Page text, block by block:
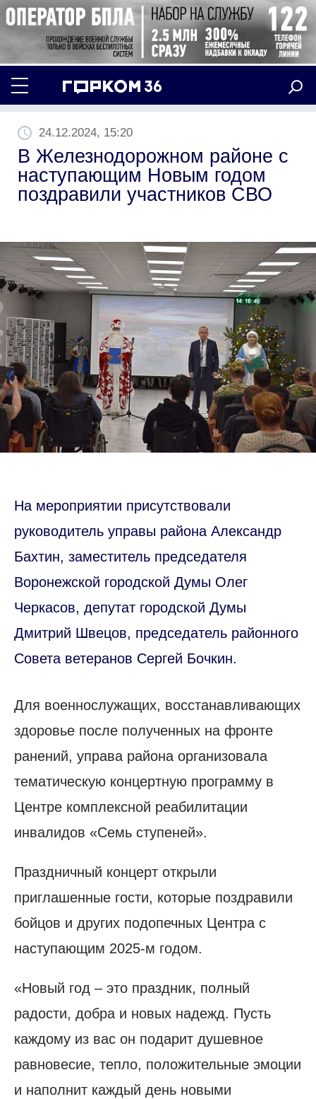
24.12.2024, 15:20
В Железнодорожном районе с
наступающим Новым годом
поздравили участников СВО
На мероприятии присутствовали
руководитель управы района Александр
Бахтин, заместитель председателя
Воронежской городской Думы Олег
Черкасов, депутат городской Думы
Дмитрий Швецов, председатель районного
Совета ветеранов Сергей Бочкин.
Для военнослужащих, восстанавливающих
здоровье после полученных на фронте
ранений, управа района организовала
тематическую концертную программу в
Центре комплексной реабилитации
инвалидов «Семь ступеней».
Праздничный концерт открыли
приглашенные гости, которые поздравили
бойцов и других подопечных Центра с
наступающим 2025-м годом.
«Новый год – это праздник, полный
радости, добра и новых надежд. Пусть
каждому из вас он подарит душевное
равновесие, тепло, положительные эмоции
и наполнит каждый день новыми